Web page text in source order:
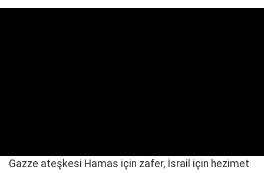
Gazze ateşkesi Hamas için zafer, İsrail için hezimet